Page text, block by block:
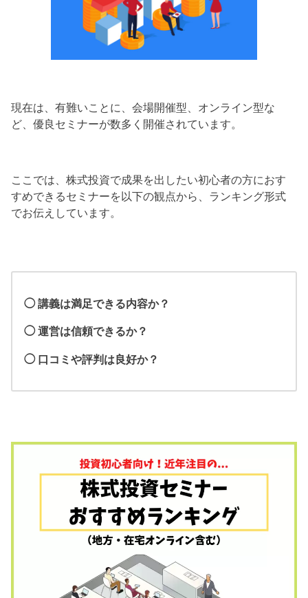
現在は、有難いことに、会場開催型、オンライン型な
ど、優良セミナーが数多く開催されています。
ここでは、株式投資で成果を出したい初心者の方におす
すめできるセミナーを以下の観点から、ランキング形式
でお伝えしています。
◯ 講義は満足できる内容か？
◯ 運営は信頼できるか？
◯ 口コミや評判は良好か？